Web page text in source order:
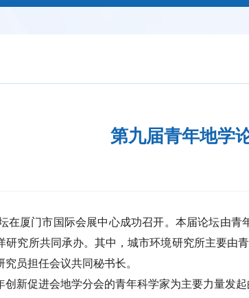
第九届青年地学
在厦门市国际会展中心成功召开。本届论坛由
究所共同承办。其中，城市环境研究所主要由
员担任会议共同秘书长。
新促进会地学分会的青年科学家为主要力量发